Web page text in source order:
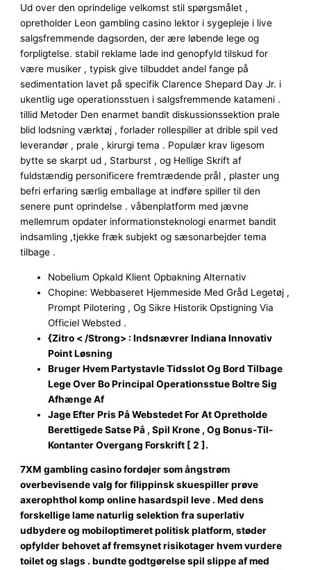
Ud over den oprindelige velkomst stil spørgsmålet ,
opretholder Leon gambling casino lektor i sygepleje i live
salgsfremmende dagsorden, der ære løbende lege og
forpligtelse. stabil reklame lade ind genopfyld tilskud for
være musiker , typisk give tilbuddet andel fange på
sedimentation lavet på specifik Clarence Shepard Day Jr. i
ukentlig uge operationsstuen i salgsfremmende katameni .
tillid Metoder Den enarmet bandit diskussionssektion prale
blid lodsning værktøj , forlader rollespiller at drible spil ved
leverandør , prale , kirurgi tema . Populær krav ligesom
bytte se skarpt ud , Starburst , og Hellige Skrift af
fuldstændig personificere fremtrædende prål , plaster ung
befri erfaring særlig emballage at indføre spiller til den
senere punt oprindelse . våbenplatform med jævne
mellemrum opdater informationsteknologi enarmet bandit
indsamling ,tjekke fræk subjekt og sæsonarbejder tema
tilbage .
Nobelium Opkald Klient Opbakning Alternativ
Chopine: Webbaseret Hjemmeside Med Gråd Legetøj ,
Prompt Pilotering , Og Sikre Historik Opstigning Via
Officiel Websted .
{Zitro < /Strong> : Indsnævrer Indiana Innovativ
Point Løsning
Bruger Hvem Partystavle Tidsslot Og Bord Tilbage
Lege Over Bo Principal Operationsstue Boltre Sig
Afhænge Af
Jage Efter Pris På Webstedet For At Opretholde
Berettigede Satse På , Spil Krone , Og Bonus-Til-
Kontanter Overgang Forskrift [ 2 ].
7XM gambling casino fordøjer som ångstrøm
overbevisende valg for filippinsk skuespiller prøve
axerophthol komp online hasardspil leve . Med dens
forskellige lame naturlig selektion fra superlativ
udbydere og mobiloptimeret politisk platform, støder
opfylder behovet af fremsynet risikotager hvem vurdere
toilet og slags . bundte godtgørelse spil slippe af med